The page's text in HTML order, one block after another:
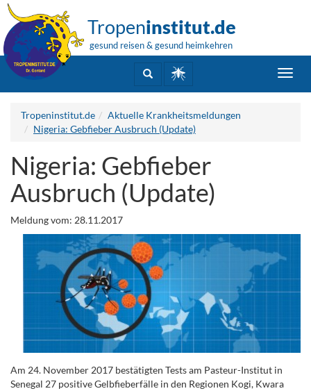
Tropeninstitut.de
gesund reisen & gesund heimkehren
Tropeninstitut.de
Aktuelle Krankheitsmeldungen
Nigeria: Gebfieber Ausbruch (Update)
Nigeria: Gebfieber
Ausbruch (Update)
Meldung vom: 28.11.2017
Am 24. November 2017 bestätigten Tests am Pasteur-Institut in
Senegal 27 positive Gelbfieberfälle in den Regionen Kogi, Kwara